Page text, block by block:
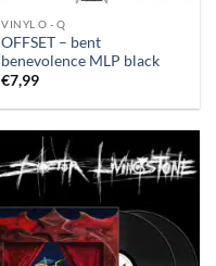
VINYL O - Q
OFFSET – bent
benevolence MLP black
€7,99